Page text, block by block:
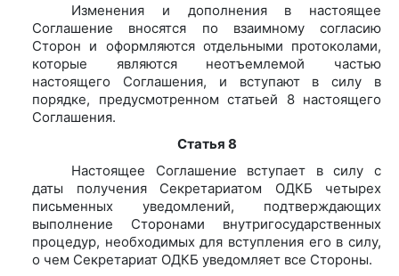
Изменения и дополнения в настоящее
Соглашение вносятся по взаимному согласию
Сторон и оформляются отдельными протоколами,
которые являются неотъемлемой частью
настоящего Соглашения, и вступают в силу в
порядке, предусмотренном статьей 8 настоящего
Соглашения.
Статья 8
Настоящее Соглашение вступает в силу с
даты получения Секретариатом ОДКБ четырех
письменных уведомлений, подтверждающих
выполнение Сторонами внутригосударственных
процедур, необходимых для вступления его в силу,
о чем Секретариат ОДКБ уведомляет все Стороны.